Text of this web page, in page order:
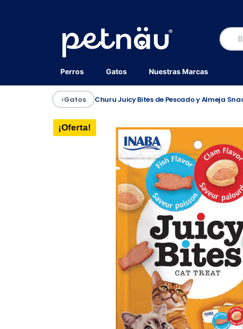
Perros Gatos Nuestras Marcas
‹Gatos Churu Juicy Bites de Pescado y Almeja
¡Oferta!